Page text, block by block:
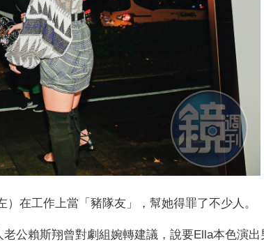
）在工作上當「豬隊友」，幫她得罪了不少人。
公賴斯翔曾對劇組婉轉建議，說要Ella本色演出